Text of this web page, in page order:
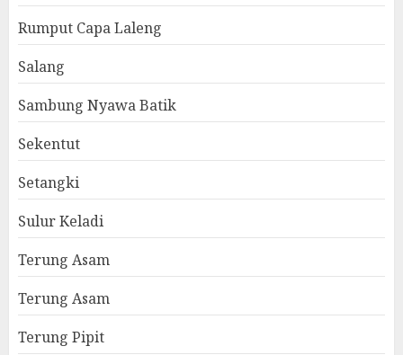
Rumput Capa Laleng
Salang
Sambung Nyawa Batik
Sekentut
Setangki
Sulur Keladi
Terung Asam
Terung Asam
Terung Pipit